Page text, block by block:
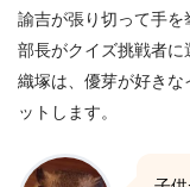
諭吉が張り切って手を
部長がクイズ挑戦者に
織塚は、優芽が好き
ットします。